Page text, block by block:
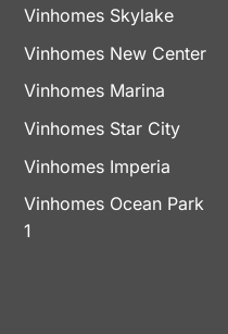
Vinhomes Skylake
Vinhomes New Center
Vinhomes Marina
Vinhomes Star City
Vinhomes Imperia
Vinhomes Ocean Park
1